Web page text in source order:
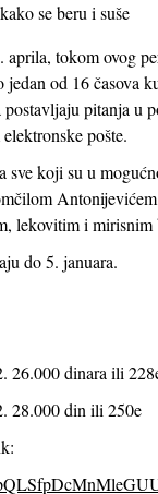
se beru i suše
tokom ovog
od 16 časova
pitanja u
pošte.
sve koji su u
lekovitim i
do 5. januara.
26.000 dinara ili
28.000 din ili 250e